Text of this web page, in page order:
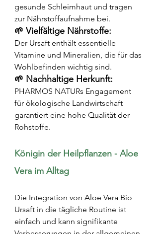
gesunde Schleimhaut und tragen
zur Nährstoffaufnahme bei.
🌱 Vielfältige Nährstoffe:
Der Ursaft enthält essentielle
Vitamine und Mineralien, die für das
Wohlbefinden wichtig sind.
🌱 Nachhaltige Herkunft:
PHARMOS NATURs Engagement
für ökologische Landwirtschaft
garantiert eine hohe Qualität der
Rohstoffe.
Königin der Heilpflanzen - Aloe
Vera im Alltag
Die Integration von Aloe Vera Bio
Ursaft in die tägliche Routine ist
einfach und kann signifikante